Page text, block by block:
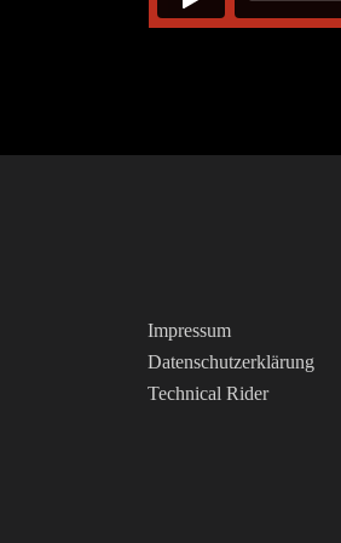
Impressum
Datenschutzerklärung
Technical Rider